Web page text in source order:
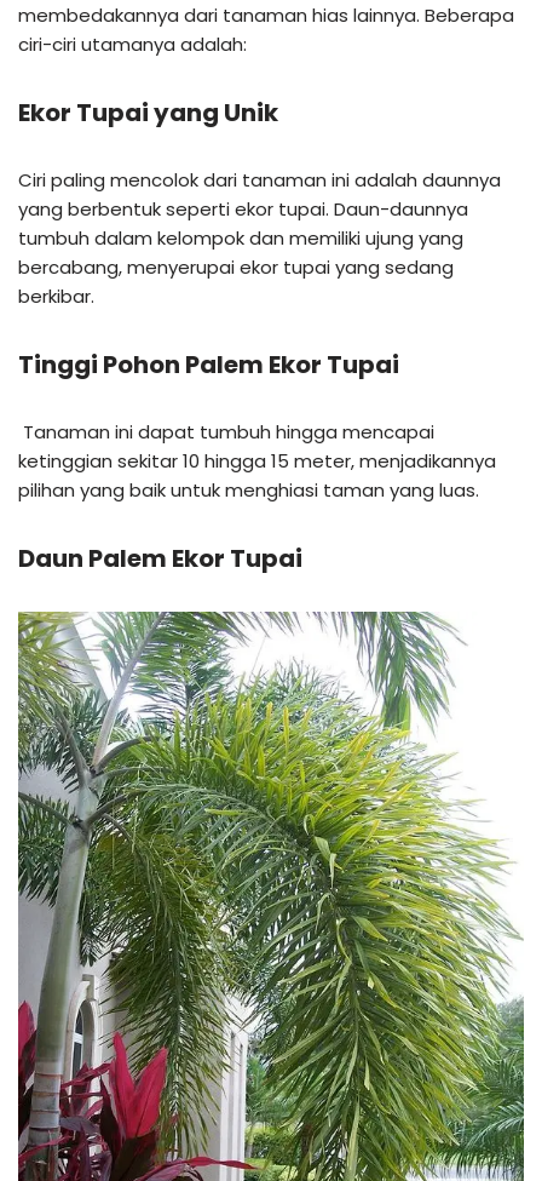
membedakannya dari tanaman hias lainnya. Beberapa
ciri-ciri utamanya adalah:
Ekor Tupai yang Unik
Ciri paling mencolok dari tanaman ini adalah daunnya
yang berbentuk seperti ekor tupai. Daun-daunnya
tumbuh dalam kelompok dan memiliki ujung yang
bercabang, menyerupai ekor tupai yang sedang
berkibar.
Tinggi Pohon Palem Ekor Tupai
Tanaman ini dapat tumbuh hingga mencapai
ketinggian sekitar 10 hingga 15 meter, menjadikannya
pilihan yang baik untuk menghiasi taman yang luas.
Daun Palem Ekor Tupai